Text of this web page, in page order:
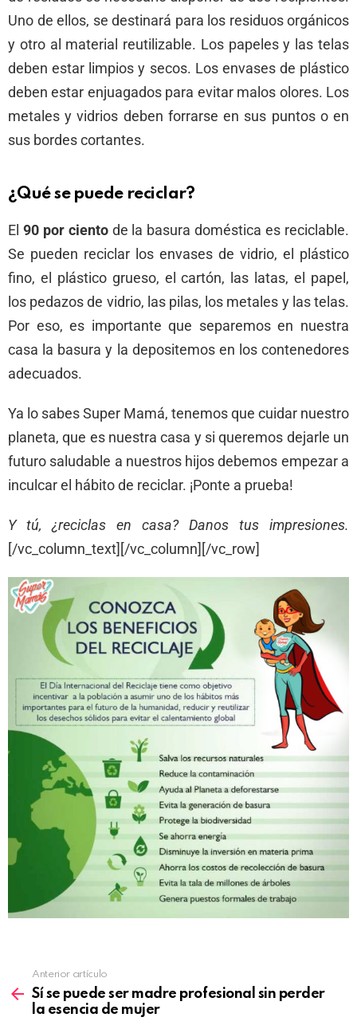
Uno de ellos, se destinará para los residuos orgánicos
y otro al material reutilizable. Los papeles y las telas
deben estar limpios y secos. Los envases de plástico
deben estar enjuagados para evitar malos olores. Los
metales y vidrios deben forrarse en sus puntos o en
sus bordes cortantes.
¿Qué se puede reciclar?
El 90 por cientode la basura doméstica es reciclable.
Se pueden reciclar los envases de vidrio, el plástico
fino, el plástico grueso, el cartón, las latas, el papel,
los pedazos de vidrio, las pilas, los metales y las telas.
Por eso, es importante que separemos en nuestra
casa la basura y la depositemos en los contenedores
adecuados.
Ya lo sabes Super Mamá, tenemos que cuidar nuestro
planeta, que es nuestra casa y si queremos dejarle un
futuro saludable a nuestros hijos debemos empezar a
inculcar el hábito de reciclar. ¡Ponte a prueba!
Y tú, ¿reciclas en casa? Danos tus impresiones.
[/vc_column_text][/vc_column][/vc_row]
Anterior artículo
Sí se puede ser madre profesional sin perder
la esencia de mujer